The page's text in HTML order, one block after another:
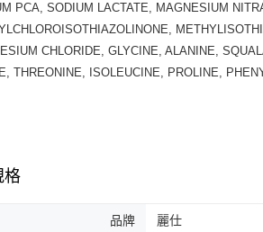
PCA, SODIUM LACTATE, MAGNESIUM
CHLORIDE, GLYCINE, ALANINE,
THREONINE, ISOLEUCINE, PROLINE,
格
品牌 麗仕